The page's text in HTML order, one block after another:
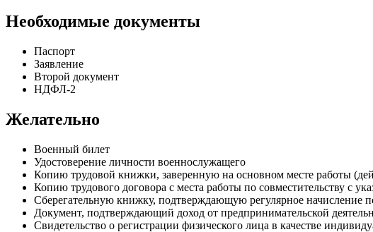
Необходимые документы
Паспорт
Заявление
Второй документ
НДФЛ-2
Желательно
Военный билет
Удостоверение личности военнослужащего
Копию трудовой книжки, заверенную на основном месте работы
Копию трудового договора с места работы по совместительству с
Сберегательную книжку, подтверждающую регулярное начисление
Документ, подтверждающий доход от предпринимательской
Свидетельство о регистрации физического лица в качестве